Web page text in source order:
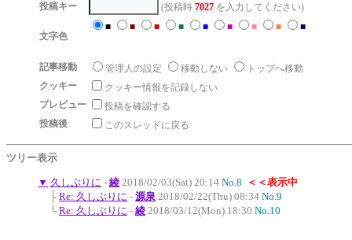
投稿キー
(投稿時 7027 を入力してください)
文字色
■ ■ ■ ■ ■ ■ ■ ■ ■
記事移動 管理人の設定 移動しない
トップへ移動
クッキー
クッキー情報を記録しない
プレビュー
投稿を確認する
投稿後
このスレッドに戻る
ツリー表示
▼ 久しぶりに - 綾 2018/02/03(Sat) 20:14 No.8
＜＜表示中
├Re: 久しぶりに - 源泉 2018/02/22(Thu) 08:34 No.9
└Re: 久しぶりに - 綾 2018/03/12(Mon) 18:30 No.10